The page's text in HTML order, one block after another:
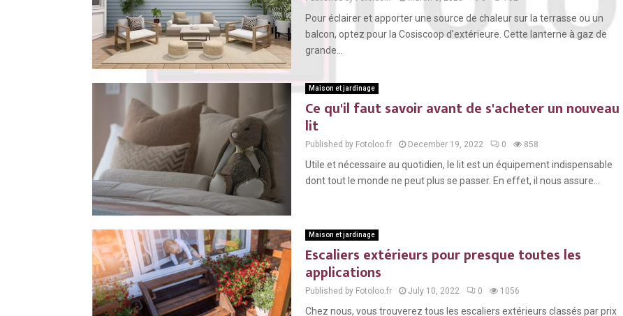
Pour éclairer et apporter une source de chaleur sur la terrasse ou un
balcon, optez pour la Cosiscoop d’extérieure. Cette lanterne à gaz de
grande...
Maison et jardinage
Ce qu'il faut savoir avant de s'acheter un nouveau
lit
Published by Fotoloo.fr December 19, 2022 0 858
Utile et nécessaire au quotidien, le lit est un équipement indispensable
dont tout le monde ne peut plus se passer. En effet, il nous assure...
Maison et jardinage
Escaliers extérieurs pour presque toutes les
applications
Published by Fotoloo.fr July 10, 2022 0 1056
Chez nous, vous trouverez tous les escaliers extérieurs classés par prix